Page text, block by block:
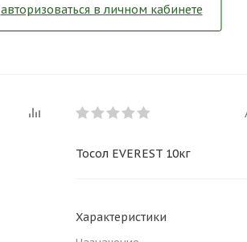
Тосол EVEREST 10кг
Характеристики
авторизоваться в личном кабинете